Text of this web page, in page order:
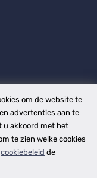
om de website te
advertenties aan te
u akkoord met het
te zien welke cookies
cookiebeleid de